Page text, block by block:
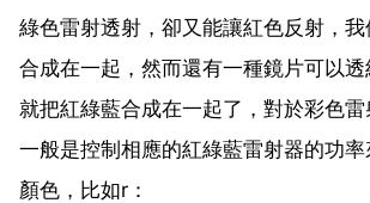
綠色雷射透射，卻又能讓紅色反射，
合成在一起，然而還有一種鏡片可以
就把紅綠藍合成在一起了，對於彩色
一般是控制相應的紅綠藍雷射器的功
顏色，比如r：